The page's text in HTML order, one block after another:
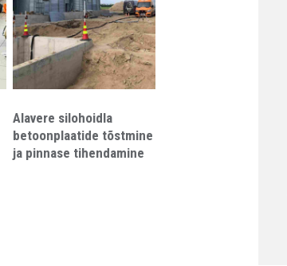
Alavere silohoidla
betoonplaatide tõstmine
ja pinnase tihendamine